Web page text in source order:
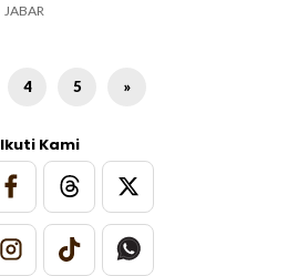
JABAR
4 5 »
Ikuti Kami